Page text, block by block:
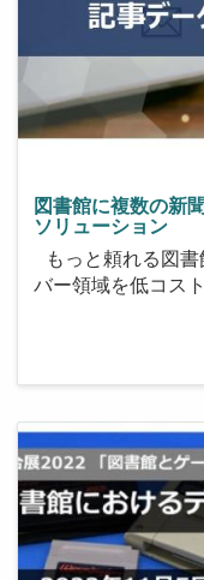
図書館に複数の新
ソリューション
もっと頼れる図
バー領域を低コス